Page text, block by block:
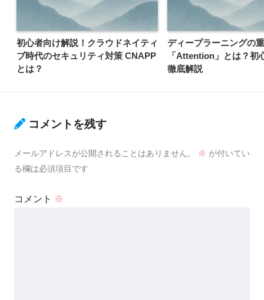
初心者向け解説！クラウドネイティ
ブ時代のセキュリティ対策 CNAPP
とは？
ディープラーニングの
「Attention」とは？初
徹底解説
コメントを残す
メールアドレスが公開されることはありません。 ※ が付いてい
る欄は必須項目です
コメント ※